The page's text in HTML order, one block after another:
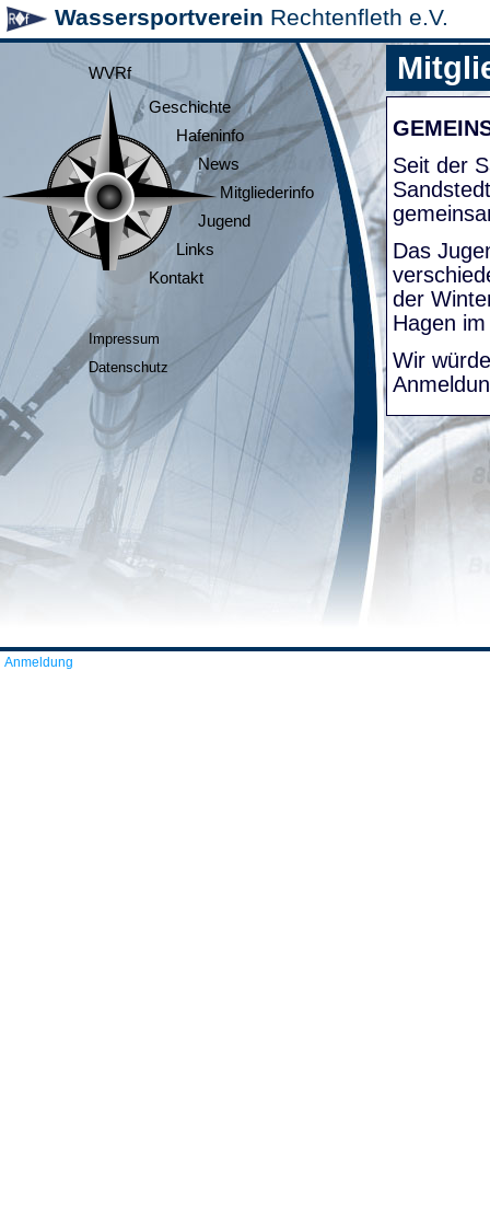
Wassersportverein Rechtenfleth e.V.
WVRf
Geschichte
Hafeninfo
News
Mitgliederinfo
Jugend
Links
Kontakt
Impressum
Datenschutz
Seit der
Das
der
Hagen
Wir
Anmeldung